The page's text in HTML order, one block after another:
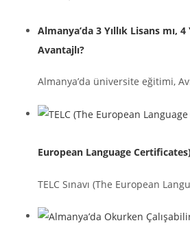
Almanya’da 3 Yıllık Lisans mı,
Avantajlı?
Almanya’da üniversite eğitimi,
European Language
TELC Sınavı (The European